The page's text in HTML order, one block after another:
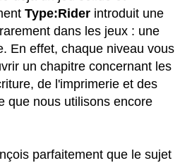
Type:Rider introduit une
dans les jeux : une
En effet, chaque niveau vous
un chapitre concernant les
de l'imprimerie et des
que nous utilisons encore
parfaitement que le sujet